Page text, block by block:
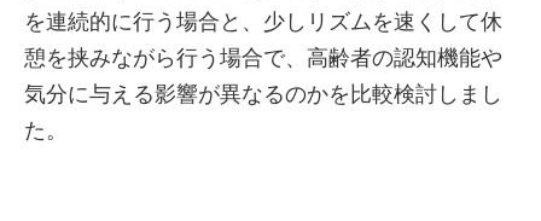
を連続的に行う場合と、少しリズムを速くして休
憩を挟みながら行う場合で、高齢者の認知機能や
気分に与える影響が異なるのかを比較検討しまし
た。